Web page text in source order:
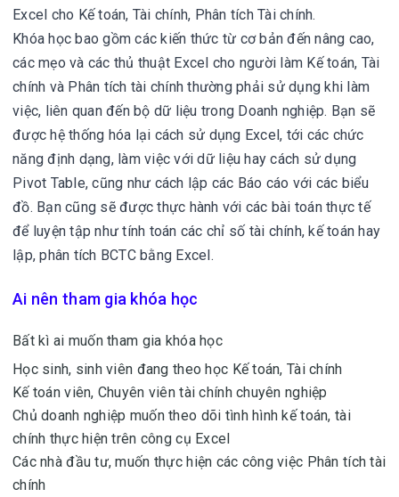
Excel cho Kế toán, Tài chính, Phân tích Tài chính.
Khóa học bao gồm các kiến thức từ cơ bản đến nâng cao,
các mẹo và các thủ thuật Excel cho người làm Kế toán, Tài
chính và Phân tích tài chính thường phải sử dụng khi làm
việc, liên quan đến bộ dữ liệu trong Doanh nghiệp. Bạn sẽ
được hệ thống hóa lại cách sử dụng Excel, tới các chức
năng định dạng, làm việc với dữ liệu hay cách sử dụng
Pivot Table, cũng như cách lập các Báo cáo với các biểu
đồ. Bạn cũng sẽ được thực hành với các bài toán thực tế
để luyện tập như tính toán các chỉ số tài chính, kế toán hay
lập, phân tích BCTC bằng Excel.
Ai nên tham gia khóa học
Bất kì ai muốn tham gia khóa học
Học sinh, sinh viên đang theo học Kế toán, Tài chính
Kế toán viên, Chuyên viên tài chính chuyên nghiệp
Chủ doanh nghiệp muốn theo dõi tình hình kế toán, tài
chính thực hiện trên công cụ Excel
Các nhà đầu tư, muốn thực hiện các công việc Phân tích tài
chính